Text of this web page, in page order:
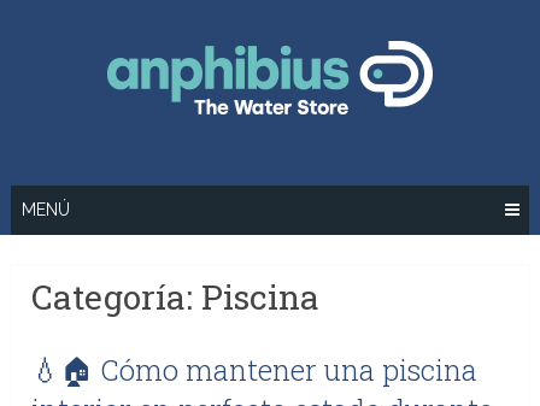
MENÚ
Categoría: Piscina
💧🏠 Cómo mantener una piscina